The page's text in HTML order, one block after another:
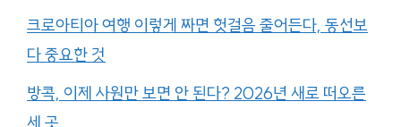
크로아티아 여행 이렇게 짜면 헛걸음 줄어든다, 동선보
다 중요한 것
방콕, 이제 사원만 보면 안 된다? 2026년 새로 떠오른
세 곳